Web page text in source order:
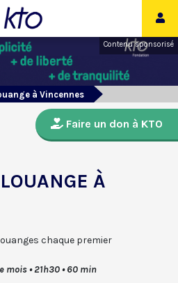
Contenu sponsorisé
à Vincennes
Faire un don à KTO
À
chaque premier
mois • 21h30 • 60 min